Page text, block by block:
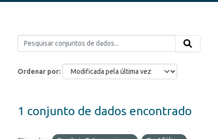
Ordenar por
1 conjunto de dados encontrado